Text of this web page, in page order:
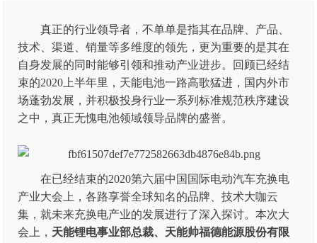
真正的行业领导者，不单单是指其在品牌、产品、
技术、渠道、销量等多维度的领先，更为重要的是其在
自身发展的同时能够引领和推动产业进步。回顾已经结
束的2020上半年里，天能电池一路高歌猛进，国内外市
场蓬勃发展，并积极投身行业一系列标准规范秩序建设
之中，真正无愧电池领域领导品牌的盛誉。
在已经结束的2020第六届中国国际电动汽车充换电
产业大会上，各路享誉全球知名的品牌、技术大咖云
集，就未来充换电产业的发展进行了深入探讨。本次大
会上， 天能锂电事业部总裁、天能帅福德能源股份有限